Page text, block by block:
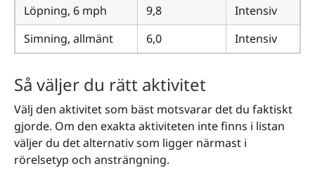
Löpning, 6 mph 9,8
Intensiv
Simning, allmänt
6,0 Intensiv
Så väljer du rätt aktivitet
Välj den aktivitet som bäst motsvarar det du faktiskt
gjorde. Om den exakta aktiviteten inte finns i listan
väljer du det alternativ som ligger närmast i
rörelsetyp och ansträngning.